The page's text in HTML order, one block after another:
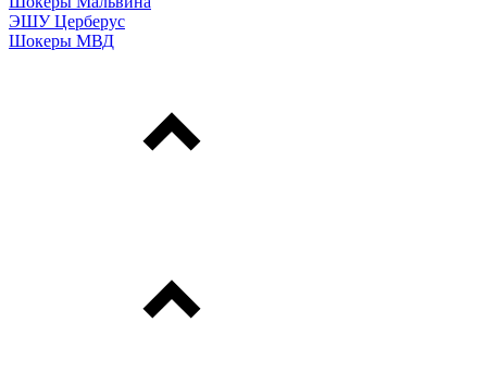
ЭШУ Церберус
Шокеры МВД